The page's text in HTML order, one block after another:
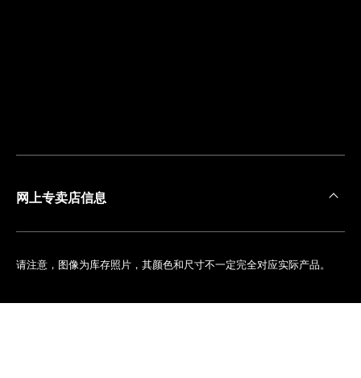
网上专卖店信息
请注意，图像为库存照片，其颜色和尺寸不一定完全对应实际产品。